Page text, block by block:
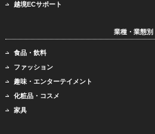
越境ECサポート
業種・業態別
食品・飲料
ファッション
趣味・エンターテイメント
化粧品・コスメ
家具